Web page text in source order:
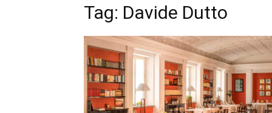
Tag: Davide Dutto